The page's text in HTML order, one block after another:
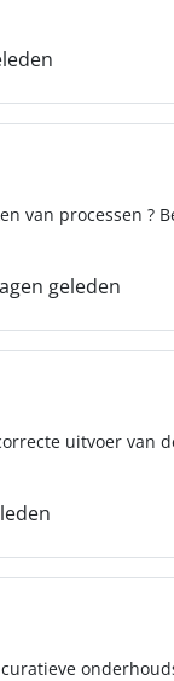
van processen ?
geleden
uitvoer van